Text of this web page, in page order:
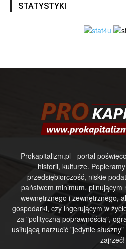
STATYSTYKI
Prokapitalizm.pl - portal
historii, kulturze.
przedsiębiorczość, niskie
państwem minimum, pilnującym
wewnętrznego i zewnętrznego,
gospodarki, czy ingerującym w
za "polityczną poprawnością",
usiłującą narzucić "jedynie
zajrzeć!